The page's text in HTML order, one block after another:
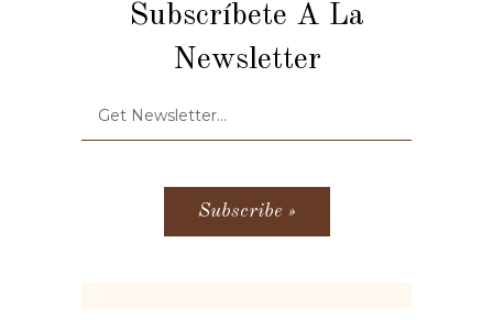
Subscríbete A La
Newsletter